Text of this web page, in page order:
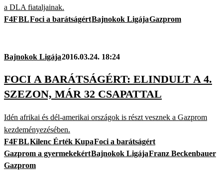
a DLA fiataljainak.
F4FBLFoci a barátságértBajnokok LigájaGazprom
Bajnokok Ligája2016.03.24. 18:24
FOCI A BARÁTSÁGÉRT: ELINDULT A 4.
SZEZON, MÁR 32 CSAPATTAL
Idén afrikai és dél-amerikai országok is részt vesznek a Gazprom
kezdeményezésében.
F4FBLKilenc Érték KupaFoci a barátságért
Gazprom a gyermekekértBajnokok LigájaFranz Beckenbauer
Gazprom